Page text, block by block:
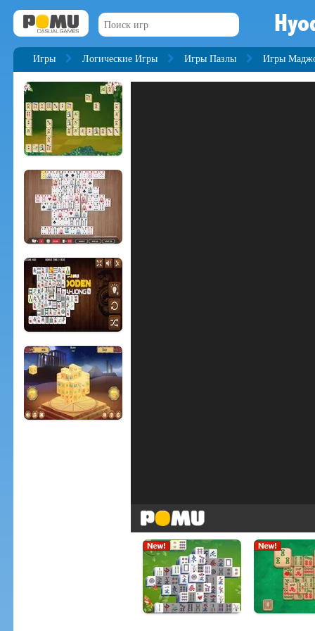
Игры Логические Игры Игры Пазлы Игры